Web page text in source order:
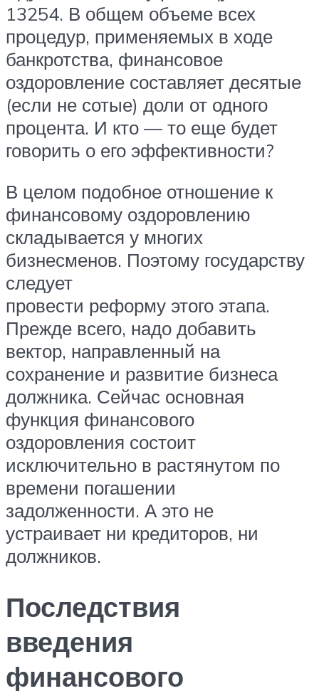
13254. В общем объеме всех
процедур, применяемых в ходе
банкротства, финансовое
оздоровление составляет десятые
(если не сотые) доли от одного
процента. И кто — то еще будет
говорить о его эффективности?
В целом подобное отношение к
финансовому оздоровлению
складывается у многих
бизнесменов. Поэтому государству
следует
провести реформу этого этапа.
Прежде всего, надо добавить
вектор, направленный на
сохранение и развитие бизнеса
должника. Сейчас основная
функция финансового
оздоровления состоит
исключительно в растянутом по
времени погашении
задолженности. А это не
устраивает ни кредиторов, ни
должников.
Последствия
введения
финансового